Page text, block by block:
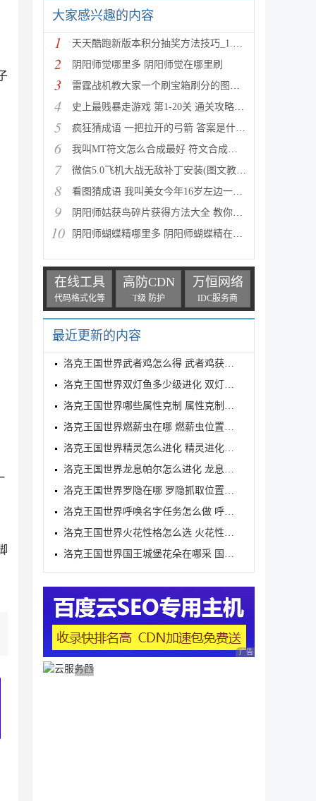
大家感兴趣的内容
1 天天酷跑新版本积分抽奖方法技巧_1.0.8.0版新人物新坐
2 阴阳师觉哪里多 阴阳师觉在哪里刷
3 雷霆战机教大家一个刷宝箱刷分的图文教程
4 史上最贱暴走游戏 第1-20关 通关攻略(图文详解)
5 疯狂猜成语 一把拉开的弓箭 答案是什么成语
6 我叫MT符文怎么合成最好 符文合成攻略推荐
7 微信5.0飞机大战无敌补丁安装(图文教程) 高分攻略
8 看图猜成语 我叫美女今年16岁左边一个女人 答案是什么
9 阴阳师姑获鸟碎片获得方法大全 教你如何快速获得姑获
10 阴阳师蝴蝶精哪里多 阴阳师蝴蝶精在哪里刷
在线工具
代码格式化等
高防CDN
T级 防护
万恒网络
IDC服务商
最近更新的内容
洛克王国世界武者鸡怎么得 武者鸡获得方式
洛克王国世界双灯鱼多少级进化 双灯鱼进化等级介绍
洛克王国世界哪些属性克制 属性克制表分享
洛克王国世界燃薪虫在哪 燃薪虫位置详解
洛克王国世界精灵怎么进化 精灵进化方式
洛克王国世界龙息帕尔怎么进化 龙息帕尔进化介绍
洛克王国世界罗隐在哪 罗隐抓取位置分享
洛克王国世界呼唤名字任务怎么做 呼唤名字任务完成方
洛克王国世界火花性格怎么选 火花性格推荐
洛克王国世界国王城堡花朵在哪采 国王城堡全花朵采集
广告 商业广告，理性
广告 商业广告，理性选择